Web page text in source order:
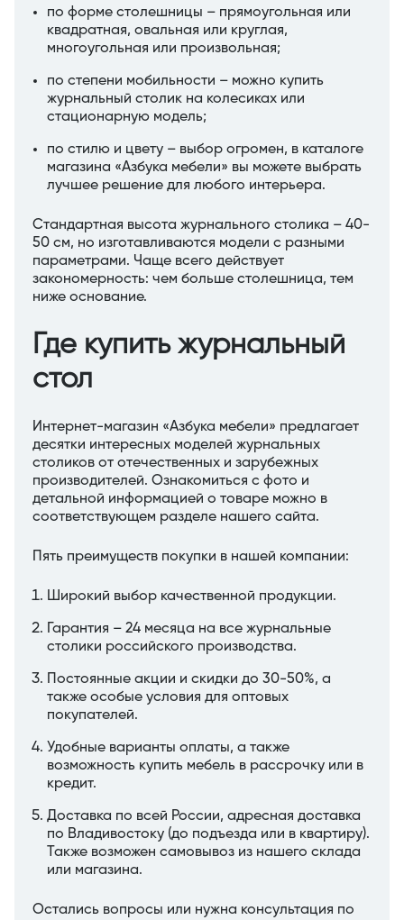
по форме столешницы – прямоугольная или
квадратная, овальная или круглая,
многоугольная или произвольная;
по степени мобильности – можно купить
журнальный столик на колесиках или
стационарную модель;
по стилю и цвету – выбор огромен, в каталоге
магазина «Азбука мебели» вы можете выбрать
лучшее решение для любого интерьера.
Стандартная высота журнального столика – 40-
50 см, но изготавливаются модели с разными
параметрами. Чаще всего действует
закономерность: чем больше столешница, тем
ниже основание.
Где купить журнальный
стол
Интернет-магазин «Азбука мебели» предлагает
десятки интересных моделей журнальных
столиков от отечественных и зарубежных
производителей. Ознакомиться с фото и
детальной информацией о товаре можно в
соответствующем разделе нашего сайта.
Пять преимуществ покупки в нашей компании:
Широкий выбор качественной продукции.
Гарантия – 24 месяца на все журнальные
столики российского производства.
Постоянные акции и скидки до 30-50%, а
также особые условия для оптовых
покупателей.
Удобные варианты оплаты, а также
возможность купить мебель в рассрочку или в
кредит.
Доставка по всей России, адресная доставка
по Владивостоку (до подъезда или в квартиру).
Также возможен самовывоз из нашего склада
или магазина.
Остались вопросы или нужна консультация по